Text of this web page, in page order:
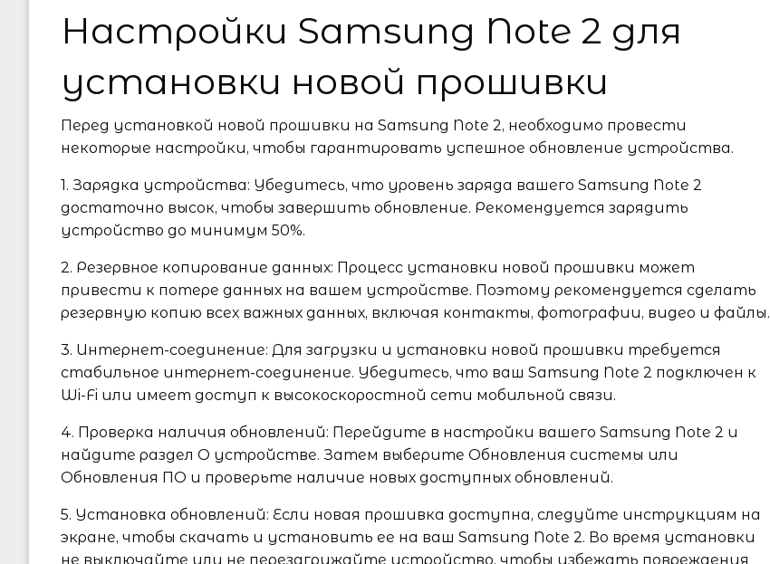
Настройки Samsung Note 2 для
установки новой прошивки
Перед установкой новой прошивки на Samsung Note 2, необходимо провести
некоторые настройки, чтобы гарантировать успешное обновление устройства.
1. Зарядка устройства: Убедитесь, что уровень заряда вашего Samsung Note 2
достаточно высок, чтобы завершить обновление. Рекомендуется зарядить
устройство до минимум 50%.
2. Резервное копирование данных: Процесс установки новой прошивки может
привести к потере данных на вашем устройстве. Поэтому рекомендуется сделать
резервную копию всех важных данных, включая контакты, фотографии, видео и файлы.
3. Интернет-соединение: Для загрузки и установки новой прошивки требуется
стабильное интернет-соединение. Убедитесь, что ваш Samsung Note 2 подключен к
Wi-Fi или имеет доступ к высокоскоростной сети мобильной связи.
4. Проверка наличия обновлений: Перейдите в настройки вашего Samsung Note 2 и
найдите раздел О устройстве. Затем выберите Обновления системы или
Обновления ПО и проверьте наличие новых доступных обновлений.
5. Установка обновлений: Если новая прошивка доступна, следуйте инструкциям на
экране, чтобы скачать и установить ее на ваш Samsung Note 2. Во время установки
не выключайте или не перезагружайте устройство, чтобы избежать повреждения